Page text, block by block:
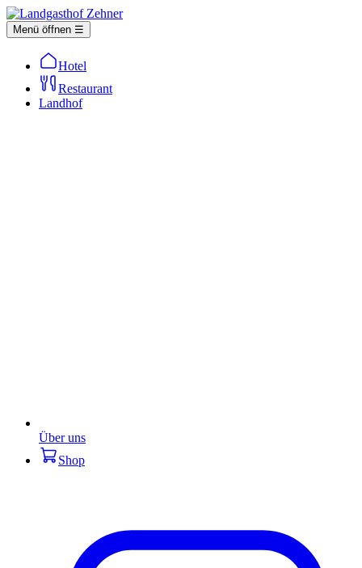
Menü öffnen ☰
Hotel
Restaurant
Landhof
Über uns
Shop